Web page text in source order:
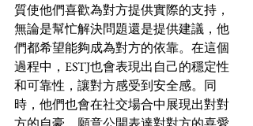
質使他們喜歡為對方提供實際的支持，
無論是幫忙解決問題還是提供建議，他
們都希望能夠成為對方的依靠。在這個
過程中，ESTJ也會表現出自己的穩定性
和可靠性，讓對方感受到安全感。同
時，他們也會在社交場合中展現出對對